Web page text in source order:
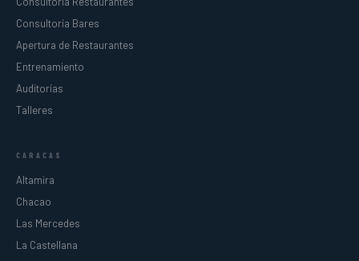
Consultoría Bares
Apertura de Restaurantes
Entrenamiento
Auditorías
Talleres
CARACAS
Altamira
Chacao
Las Mercedes
La Castellana